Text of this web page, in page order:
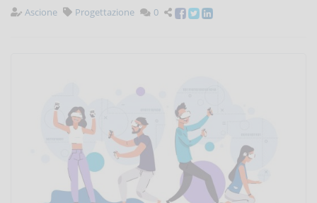
Ascione Progettazione 0